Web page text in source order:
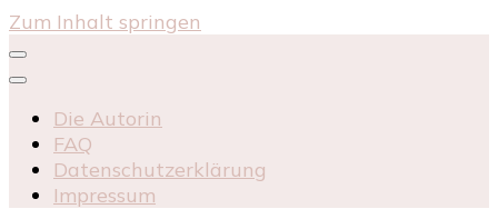
Zum Inhalt springen
Die Autorin
FAQ
Datenschutzerklärung
Impressum